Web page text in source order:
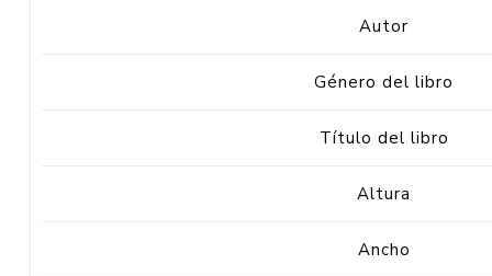
Autor
Género del libro
Título del libro
Altura
Ancho